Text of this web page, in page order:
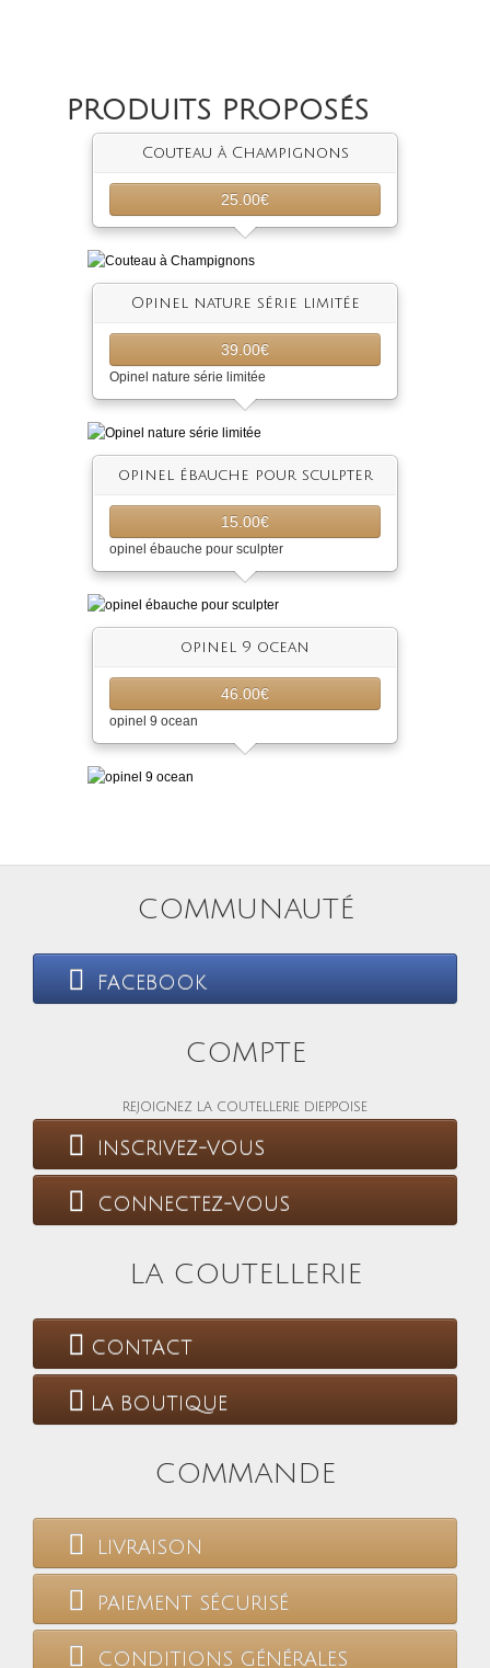
PRODUITS PROPOSÉS
Couteau à Champignons
25.00€
Opinel nature série limitée
39.00€
Opinel nature série limitée
opinel ébauche pour sculpter
15.00€
opinel ébauche pour sculpter
opinel 9 ocean
46.00€
opinel 9 ocean
COMMUNAUTÉ
FACEBOOK
COMPTE
REJOIGNEZ LA COUTELLERIE DIEPPOISE
INSCRIVEZ-VOUS
CONNECTEZ-VOUS
LA COUTELLERIE
CONTACT
LA BOUTIQUE
COMMANDE
LIVRAISON
PAIEMENT SÉCURISÉ
CONDITIONS GÉNÉRALES